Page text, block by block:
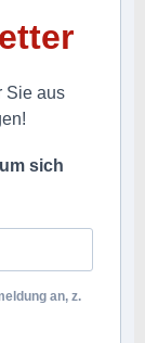
Sie aus
sich
an, z.